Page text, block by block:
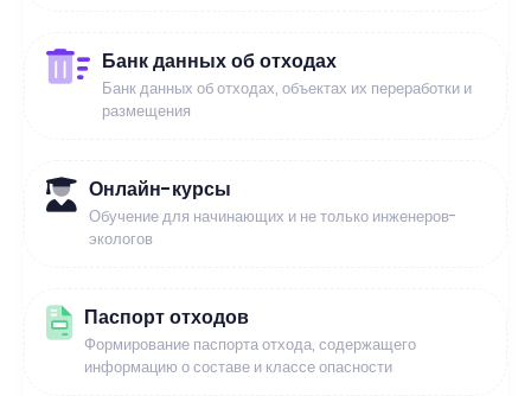
Банк данных об отходах
Банк данных об отходах, объектах их переработки и
размещения
Онлайн-курсы
Обучение для начинающих и не только инженеров-
экологов
Паспорт отходов
Формирование паспорта отхода, содержащего
информацию о составе и классе опасности